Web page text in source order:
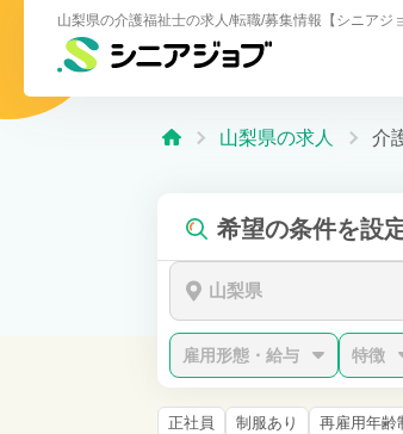
山梨県の介護福祉士の求人/転職/募集情報【シニアジ
山梨県の求人 介
希望の条件を設
山梨県
雇用形態・給与 特徴
正社員 制服あり 再雇用年齢